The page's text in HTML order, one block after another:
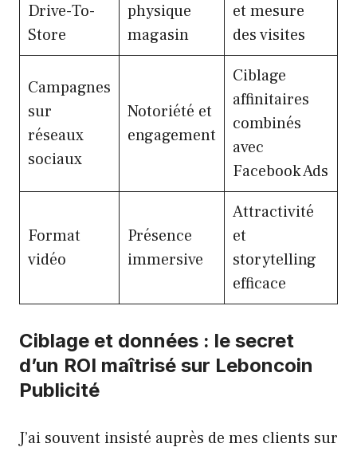
Drive-To-
Store
physique
magasin
et mesure
des visites
Campagnes
sur
réseaux
sociaux
Notoriété et
engagement
Ciblage
affinitaires
combinés
avec
Facebook Ads
Format
vidéo
Présence
immersive
Attractivité
et
storytelling
efficace
Ciblage et données : le secret
d’un ROI maîtrisé sur Leboncoin
Publicité
J’ai souvent insisté auprès de mes clients sur